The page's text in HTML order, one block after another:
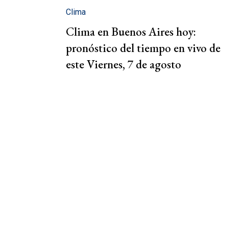
Clima
Clima en Buenos Aires hoy:
pronóstico del tiempo en vivo de
este Viernes, 7 de agosto